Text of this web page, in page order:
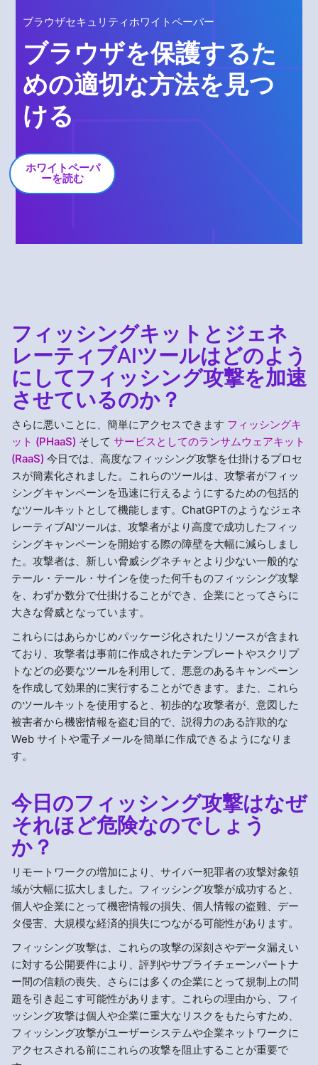
ブラウザセキュリティホワイトペーパー
ブラウザを保護するた
めの適切な方法を見つ
ける
ホワイトペーパ
ーを読む
フィッシングキットとジェネ
レーティブAIツールはどのよう
にしてフィッシング攻撃を加速
させているのか？
さらに悪いことに、簡単にアクセスできます フィッシングキ
ット (PHaaS) そして サービスとしてのランサムウェアキット
(RaaS) 今日では、高度なフィッシング攻撃を仕掛けるプロセ
スが簡素化されました。これらのツールは、攻撃者がフィッ
シングキャンペーンを迅速に行えるようにするための包括的
なツールキットとして機能します。ChatGPTのようなジェネ
レーティブAIツールは、攻撃者がより高度で成功したフィッ
シングキャンペーンを開始する際の障壁を大幅に減らしまし
た。攻撃者は、新しい脅威シグネチャとより少ない一般的な
テール・テール・サインを使った何千ものフィッシング攻撃
を、わずか数分で仕掛けることができ、企業にとってさらに
大きな脅威となっています。
これらにはあらかじめパッケージ化されたリソースが含まれ
ており、攻撃者は事前に作成されたテンプレートやスクリプ
トなどの必要なツールを利用して、悪意のあるキャンペーン
を作成して効果的に実行することができます。また、これら
のツールキットを使用すると、初歩的な攻撃者が、意図した
被害者から機密情報を盗む目的で、説得力のある詐欺的な
Web サイトや電子メールを簡単に作成できるようになりま
す。
今日のフィッシング攻撃はなぜ
それほど危険なのでしょう
か？
リモートワークの増加により、サイバー犯罪者の攻撃対象領
域が大幅に拡大しました。フィッシング攻撃が成功すると、
個人や企業にとって機密情報の損失、個人情報の盗難、デー
タ侵害、大規模な経済的損失につながる可能性があります。
フィッシング攻撃は、これらの攻撃の深刻さやデータ漏えい
に対する公開要件により、評判やサプライチェーンパートナ
ー間の信頼の喪失、さらには多くの企業にとって規制上の問
題を引き起こす可能性があります。これらの理由から、フィ
ッシング攻撃は個人や企業に重大なリスクをもたらすため、
フィッシング攻撃がユーザーシステムや企業ネットワークに
アクセスされる前にこれらの攻撃を阻止することが重要で